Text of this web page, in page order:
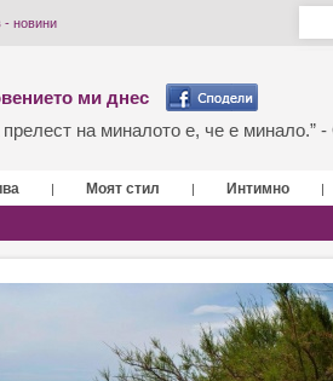
- новини
ми днес
на миналото е, че е минало.”
| Моят стил | Интимно |